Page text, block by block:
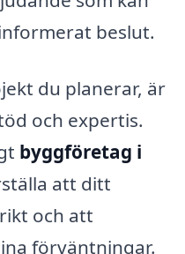
beslut.
du planerar, är
och expertis.
byggföretag i
att ditt
och att
förväntningar.